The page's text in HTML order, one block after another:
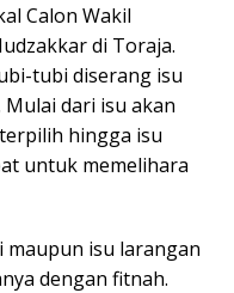
Calon Wakil
di Toraja.
tubi diserang isu
dari isu akan
hingga isu
untuk memelihara
maupun isu larangan
dengan fitnah.